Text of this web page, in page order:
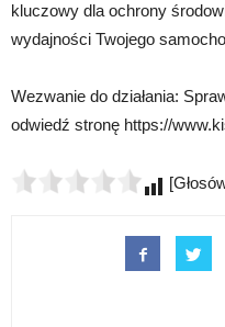
kluczowy dla ochrony
wydajności Twojego
Wezwanie do działania:
odwiedź stronę https://